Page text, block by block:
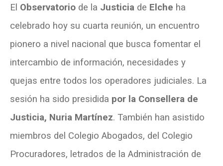
El Observatorio de la Justicia de Elche ha
celebrado hoy su cuarta reunión, un encuentro
pionero a nivel nacional que busca fomentar el
intercambio de información, necesidades y
quejas entre todos los operadores judiciales. La
sesión ha sido presidida por la Consellera de
Justicia, Nuria Martínez. También han asistido
miembros del Colegio Abogados, del Colegio
Procuradores, letrados de la Administración de